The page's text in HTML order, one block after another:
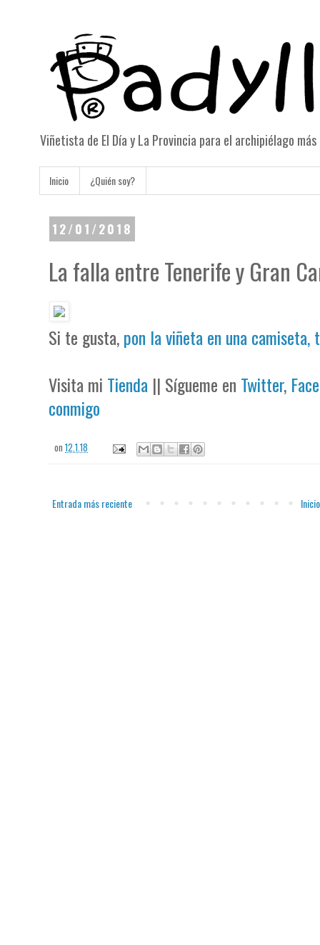
Viñetista de El Día y La Provincia para el archipiélago
Inicio ¿Quién soy?
12/01/2018
La falla entre Tenerife y Gran
Si te gusta,pon la viñeta en una camiseta,
Visita mi Tienda || Sígueme en Twitter,
conmigo
on12.1.18
Entrada más reciente Inicio